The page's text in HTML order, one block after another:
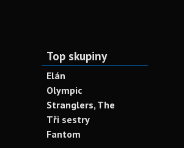
Top skupiny
Elán
Olympic
Stranglers, The
Tři sestry
Fantom